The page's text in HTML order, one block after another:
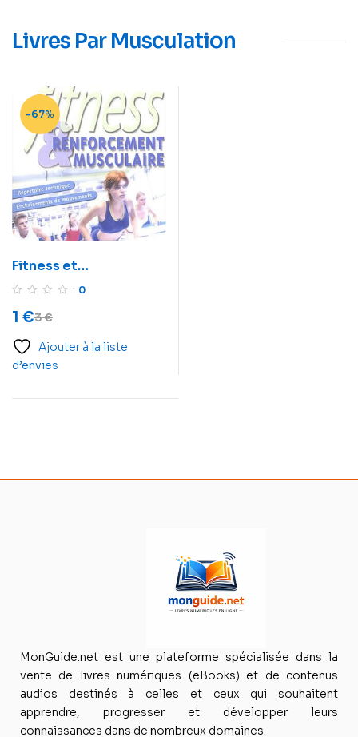
Livres Par Musculation
-67%
Fitness et
renforcement
0
3€
1 €
Ajouter à la liste
d’envies
MonGuide.net est une plateforme spécialisée dans la
vente de livres numériques (eBooks) et de contenus
audios destinés à celles et ceux qui souhaitent
apprendre, progresser et développer leurs
connaissances dans de nombreux domaines.